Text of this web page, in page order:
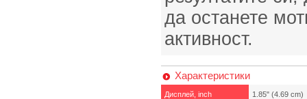
да останете
активност.
Характеристики
Дисплей, inch 1.85" (4.69 cm)